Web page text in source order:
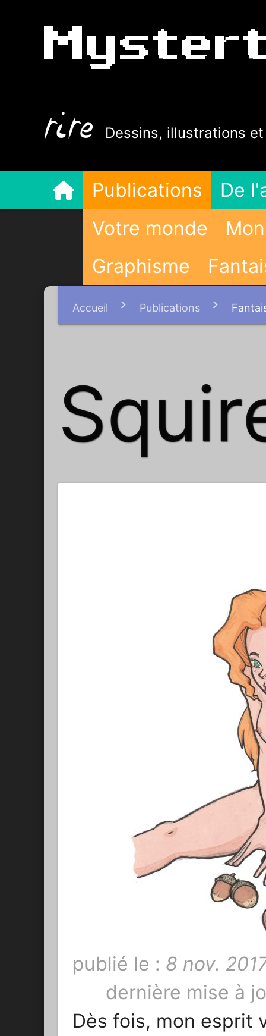
rire Dessins, illustrations
Publications
Votre monde
Graphisme
De
Accueil Publications
publié le : 8 nov.
dernière mise à
Dès fois, mon esprit